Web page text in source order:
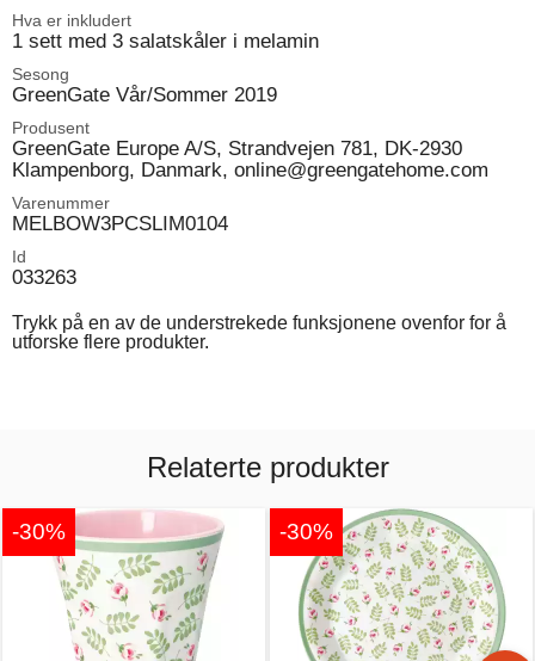
Hva er inkludert
1 sett med 3 salatskåler i melamin
Sesong
GreenGate Vår/Sommer 2019
Produsent
GreenGate Europe A/S, Strandvejen 781, DK-2930
Klampenborg, Danmark, online@greengatehome.com
Varenummer
MELBOW3PCSLIM0104
Id
033263
Trykk på en av de understrekede funksjonene ovenfor for å
utforske flere produkter.
Relaterte produkter
-30% -30%